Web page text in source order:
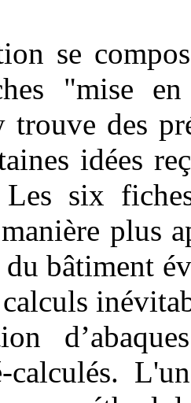
se
"mise
des
idées
six
plus
bâtiment
calculés.